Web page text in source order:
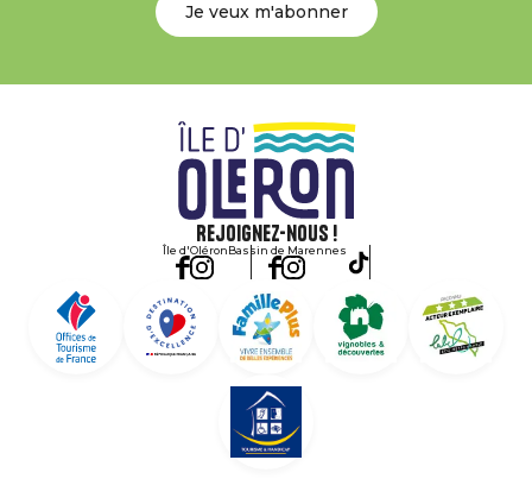
Je veux m'abonner
Rejoignez-nous !
Île d'OléronBassin de Marennes